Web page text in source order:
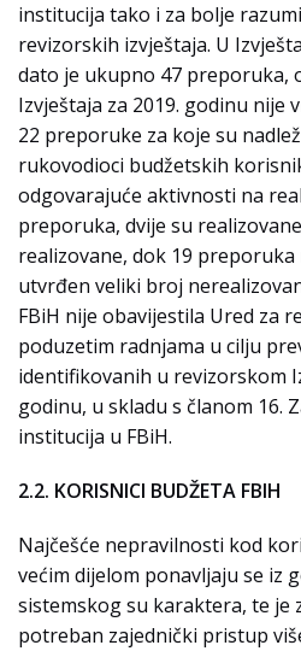
institucija tako i za bolje
revizorskih izvještaja. U
dato je ukupno 47 preporuka,
Izvještaja za 2019. godinu nije
22 preporuke za koje su
rukovodioci budžetskih
odgovarajuće aktivnosti na
preporuka, dvije su
realizovane, dok 19
utvrđen veliki broj
FBiH nije obavijestila Ured za
poduzetim radnjama u cilju
identifikovanih u revizorskom
godinu, u skladu s članom 16.
institucija u FBiH.
2.2. KORISNICI BUDŽETA FBIH
Najčešće nepravilnosti kod
većim dijelom ponavljaju se iz
sistemskog su karaktera, te je
potreban zajednički pristup